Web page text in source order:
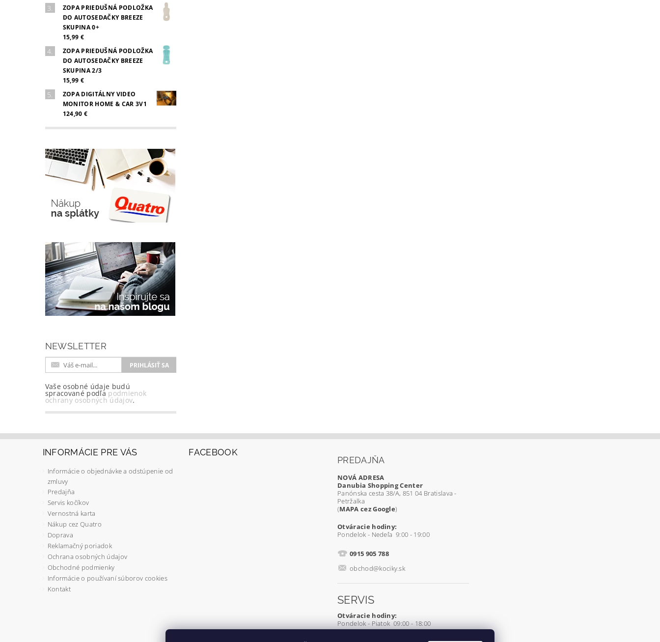
ZOPA PRIEDUŠNÁ PODLOŽKA
DO AUTOSEDAČKY BREEZE
SKUPINA 0+
15,99 €
ZOPA PRIEDUŠNÁ PODLOŽKA
DO AUTOSEDAČKY BREEZE
SKUPINA 2/3
15,99 €
ZOPA DIGITÁLNY VIDEO
MONITOR HOME & CAR 3V1
124,90 €
NEWSLETTER
Vaše osobné údaje budú
spracované podľa podmienok
ochrany osobných údajov.
INFORMÁCIE PRE VÁS
Informácie o objednávke a odstúpenie od
zmluvy
Predajňa
Servis kočíkov
Vernostná karta
Nákup cez Quatro
Doprava
Reklamačný poriadok
Ochrana osobných údajov
Obchodné podmienky
Informácie o používaní súborov cookies
Kontakt
FACEBOOK
PREDAJŇA
NOVÁ ADRESA
Danubia Shopping Center
Panónska cesta 38/A, 851 04 Bratislava -
Petržalka
(MAPA cez Google)
Otváracie hodiny:
Pondelok - Nedeľa 9:00 - 19:00
0915 905 788
obchod@kociky.sk
SERVIS
Otváracie hodiny:
Pondelok - Piatok 09:00 - 18:00